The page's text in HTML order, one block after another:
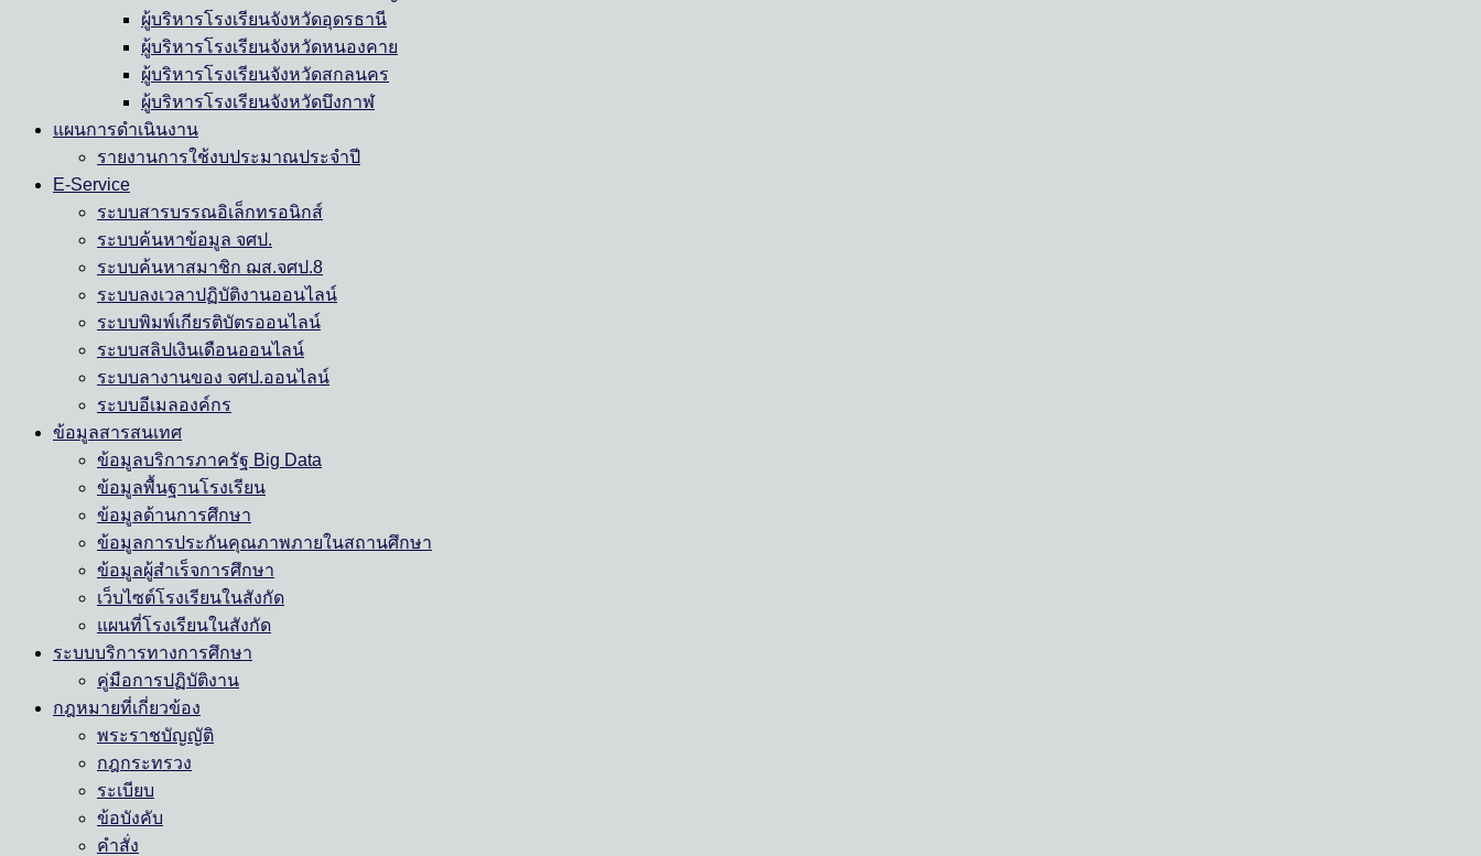
ผู้บริหารโรงเรียนจังหวัดอุดรธานี
ผู้บริหารโรงเรียนจังหวัดหนองคาย
ผู้บริหารโรงเรียนจังหวัดสกลนคร
ผู้บริหารโรงเรียนจังหวัดบึงกาฬ
แผนการดำเนินงาน
รายงานการใช้งบประมาณประจำปี
E-Service
ระบบสารบรรณอิเล็กทรอนิกส์
ระบบค้นหาข้อมูล จศป.
ระบบค้นหาสมาชิก ฌส.จศป.8
ระบบลงเวลาปฏิบัติงานออนไลน์
ระบบพิมพ์เกียรติบัตรออนไลน์
ระบบสลิปเงินเดือนออนไลน์
ระบบลางานของ จศป.ออนไลน์
ระบบอีเมลองค์กร
ข้อมูลสารสนเทศ
ข้อมูลบริการภาครัฐ Big Data
ข้อมูลพื้นฐานโรงเรียน
ข้อมูลด้านการศึกษา
ข้อมูลการประกันคุณภาพภายในสถานศึกษา
ข้อมูลผู้สำเร็จการศึกษา
เว็บไซต์โรงเรียนในสังกัด
แผนที่โรงเรียนในสังกัด
ระบบบริการทางการศึกษา
คู่มือการปฏิบัติงาน
กฎหมายที่เกี่ยวข้อง
พระราชบัญญัติ
กฎกระทรวง
ระเบียบ
ข้อบังคับ
คำสั่ง